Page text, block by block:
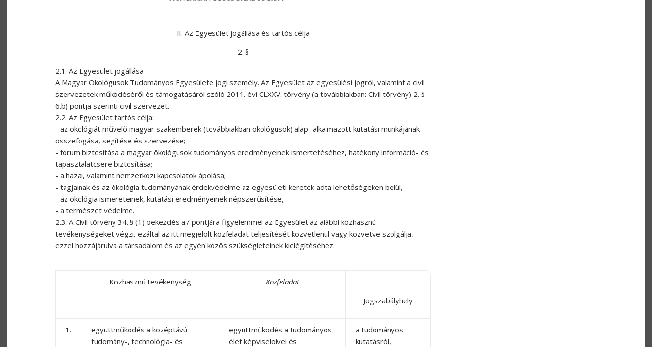
II. Az Egyesület jogállása és tartós célja
2. §
2.1. Az Egyesület jogállása
A Magyar Ökológusok Tudományos Egyesülete jogi személy. Az Egyesület az egyesülési jogról, valamint a civil
szervezetek működéséről és támogatásáról szóló 2011. évi CLXXV. törvény (a továbbiakban: Civil törvény) 2. §
6.b) pontja szerinti civil szervezet.
2.2. Az Egyesület tartós célja:
- az ökológiát művelő magyar szakemberek (továbbiakban ökológusok) alap- alkalmazott kutatási munkájának
összefogása, segítése és szervezése;
- fórum biztosítása a magyar ökológusok tudományos eredményeinek ismertetéséhez, hatékony információ- és
tapasztalatcsere biztosítása;
- a hazai, valamint nemzetközi kapcsolatok ápolása;
- tagjainak és az ökológia tudományának érdekvédelme az egyesületi keretek adta lehetőségeken belül,
- az ökológia ismereteinek, kutatási eredményeinek népszerűsítése,
- a természet védelme.
2.3. A Civil törvény 34. § (1) bekezdés a./ pontjára figyelemmel az Egyesület az alábbi közhasznú
tevékenységeket végzi, ezáltal az itt megjelölt közfeladat teljesítését közvetlenül vagy közvetve szolgálja,
ezzel hozzájárulva a társadalom és az egyén közös szükségleteinek kielégítéséhez.
Közhasznú tevékenység
Közfeladat
Jogszabályhely
1.
együttműködés a középtávú
tudomány-, technológia- és
együttműködés a tudományos
élet képviseloivel és
a tudományos
kutatásról,